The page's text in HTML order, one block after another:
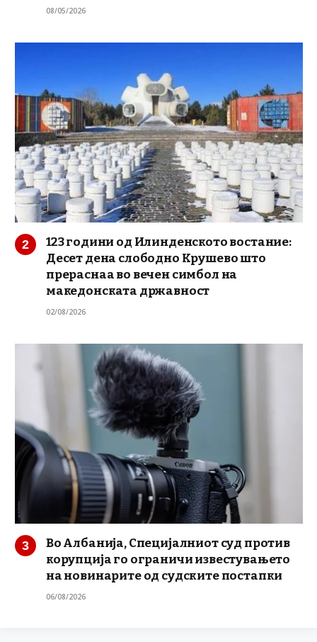
08/05/2026
123 години од Илинденското востание:
Десет дена слободно Крушево што
прераснаа во вечен симбол на
македонската државност
02/08/2026
Во Албанија, Специјалниот суд против
корупција го ограничи известувањето
на новинарите од судските постапки
06/08/2026